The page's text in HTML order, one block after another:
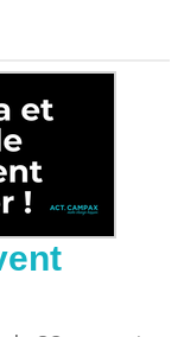
Schweiz über
sollte.